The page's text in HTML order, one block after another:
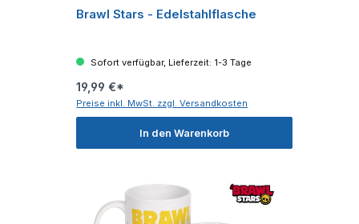
Brawl Stars - Edelstahlflasche
Sofort verfügbar, Lieferzeit: 1-3 Tage
19,99 €*
Preise inkl. MwSt. zzgl. Versandkosten
In den Warenkorb